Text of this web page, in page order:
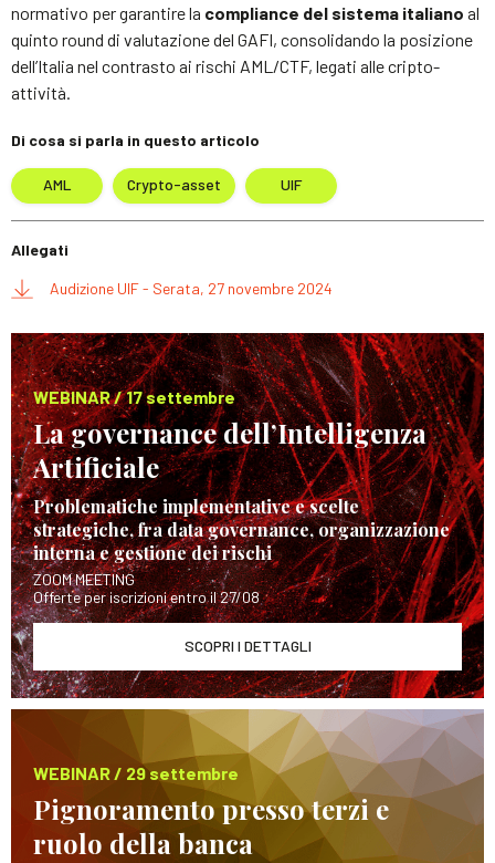
normativo per garantire la compliance del sistema italiano al
quinto round di valutazione del GAFI, consolidando la posizione
dell’Italia nel contrasto ai rischi AML/CTF, legati alle cripto-
attività.
Di cosa si parla in questo articolo
AML Crypto-asset UIF
Allegati
Audizione UIF - Serata, 27 novembre 2024
WEBINAR / 17 settembre
La governance dell’Intelligenza
Artificiale
Problematiche implementative e scelte
strategiche, fra data governance, organizzazione
interna e gestione dei rischi
ZOOM MEETING
Offerte per iscrizioni entro il 27/08
SCOPRI I DETTAGLI
WEBINAR / 29 settembre
Pignoramento presso terzi e
ruolo della banca